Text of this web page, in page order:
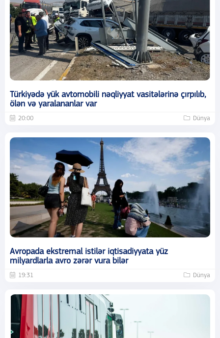
Türkiyədə yük avtomobili nəqliyyat vasitələrinə çırpılıb,
ölən və yaralananlar var
20:00 Dünya
Avropada ekstremal istilər iqtisadiyyata yüz
milyardlarla avro zərər vura bilər
19:31 Dünya